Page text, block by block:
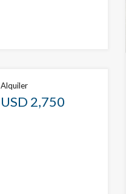
Alquiler
USD 2,750